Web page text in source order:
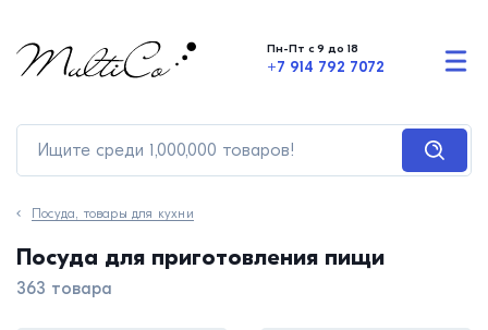
Пн-Пт с 9 до 18
+7 914 792 7072
Посуда, товары для кухни
Посуда для приготовления пищи
363 товара